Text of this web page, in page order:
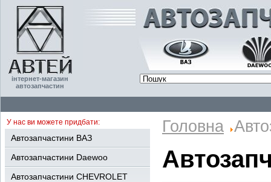
інтернет-магазин
автозапчастин
У нас ви можете придбати:
Автозапчастини ВАЗ
Автозапчастини Daewoo
Автозапчастини CHEVROLET
Головна